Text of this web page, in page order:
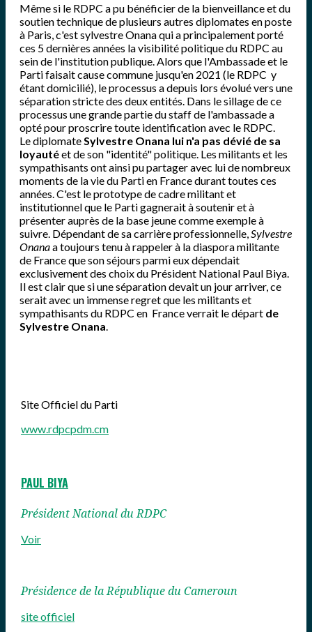
Même si le RDPC a pu bénéficier de la bienveillance et du
soutien technique de plusieurs autres diplomates en poste
à Paris, c'est sylvestre Onana qui a principalement porté
ces 5 dernières années la visibilité politique du RDPC au
sein de l'institution publique. Alors que l'Ambassade et le
Parti faisait cause commune jusqu'en 2021 (le RDPC y
étant domicilié), le processus a depuis lors évolué vers une
séparation stricte des deux entités. Dans le sillage de ce
processus une grande partie du staff de l'ambassade a
opté pour proscrire toute identification avec le RDPC.
Le diplomate Sylvestre Onana lui n'a pas dévié de sa
loyautéet de son "identité" politique. Les militants et les
sympathisants ont ainsi pu partager avec lui de nombreux
moments de la vie du Parti en France durant toutes ces
années. C'est le prototype de cadre militant et
institutionnel que le Parti gagnerait à soutenir et à
présenter auprès de la base jeune comme exemple à
suivre. Dépendant de sa carrière professionnelle, Sylvestre
Onanaa toujours tenu à rappeler à la diaspora militante
de France que son séjours parmi eux dépendait
exclusivement des choix du Président National Paul Biya.
Il est clair que si une séparation devait un jour arriver, ce
serait avec un immense regret que les militants et
sympathisants du RDPC en France verrait le départ de
Sylvestre Onana
Site Officiel du Parti
www.rdpcpdm.cm
PAUL BIYA
Président National du RDPC
Voir
Présidence de la République du Cameroun
site officiel